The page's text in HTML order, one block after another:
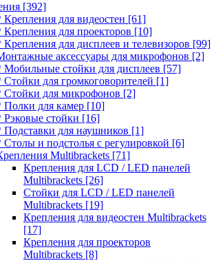
[392]
Крепления для видеостен [61]
Крепления для проекторов [10]
Крепления для дисплеев и телевизоров [99]
аксессуары для микрофонов [2]
Мобильные стойки для дисплеев [57]
Стойки для громкоговорителей [1]
Стойки для микрофонов [2]
Полки для камер [10]
Рэковые стойки [16]
Подставки для наушников [1]
Столы и подстолья с регулировкой [6]
Multibrackets [71]
Крепления для LCD / LED панелей
Multibrackets [26]
Стойки для LCD / LED панелей
Multibrackets [19]
Крепления для видеостен Multibrackets
[17]
Крепления для проекторов
Multibrackets [8]